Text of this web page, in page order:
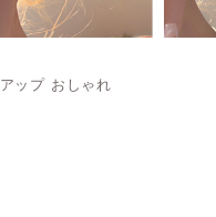
ップ おしゃれ